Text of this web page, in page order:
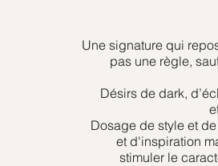
Une signature qui
pas une règle,
Désirs de dark,
Dosage de style et
et d'inspiration
stimuler le